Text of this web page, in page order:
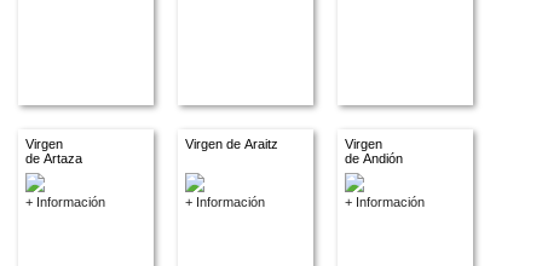
Virgen
de Artaza
+ Información
Virgen de Araitz
+ Información
Virgen
de Andión
+ Información